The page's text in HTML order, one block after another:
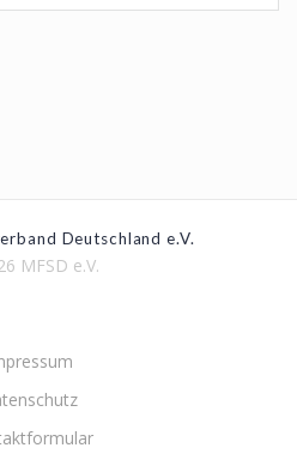
Deutschland e.V.
MFSD e.V.